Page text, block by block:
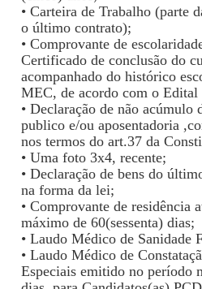
• Carteira de Trabalho (parte
o último contrato);
• Comprovante de
Certificado de conclusão do
acompanhado do histórico
MEC, de acordo com o Edital
• Declaração de não acúmulo
publico e/ou aposentadoria
nos termos do art.37 da
• Uma foto 3x4, recente;
• Declaração de bens do
na forma da lei;
• Comprovante de residência
máximo de 60(sessenta) dias;
• Laudo Médico de Sanidade
• Laudo Médico de
Especiais emitido no período